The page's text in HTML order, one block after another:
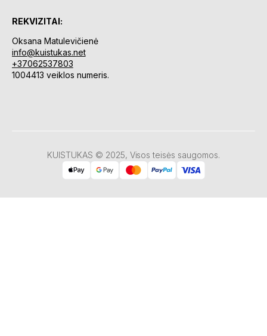
REKVIZITAI:
Oksana Matulevičienė
info@kuistukas.net
+37062537803
1004413 veiklos numeris.
KUISTUKAS © 2025, Visos teisės saugomos.